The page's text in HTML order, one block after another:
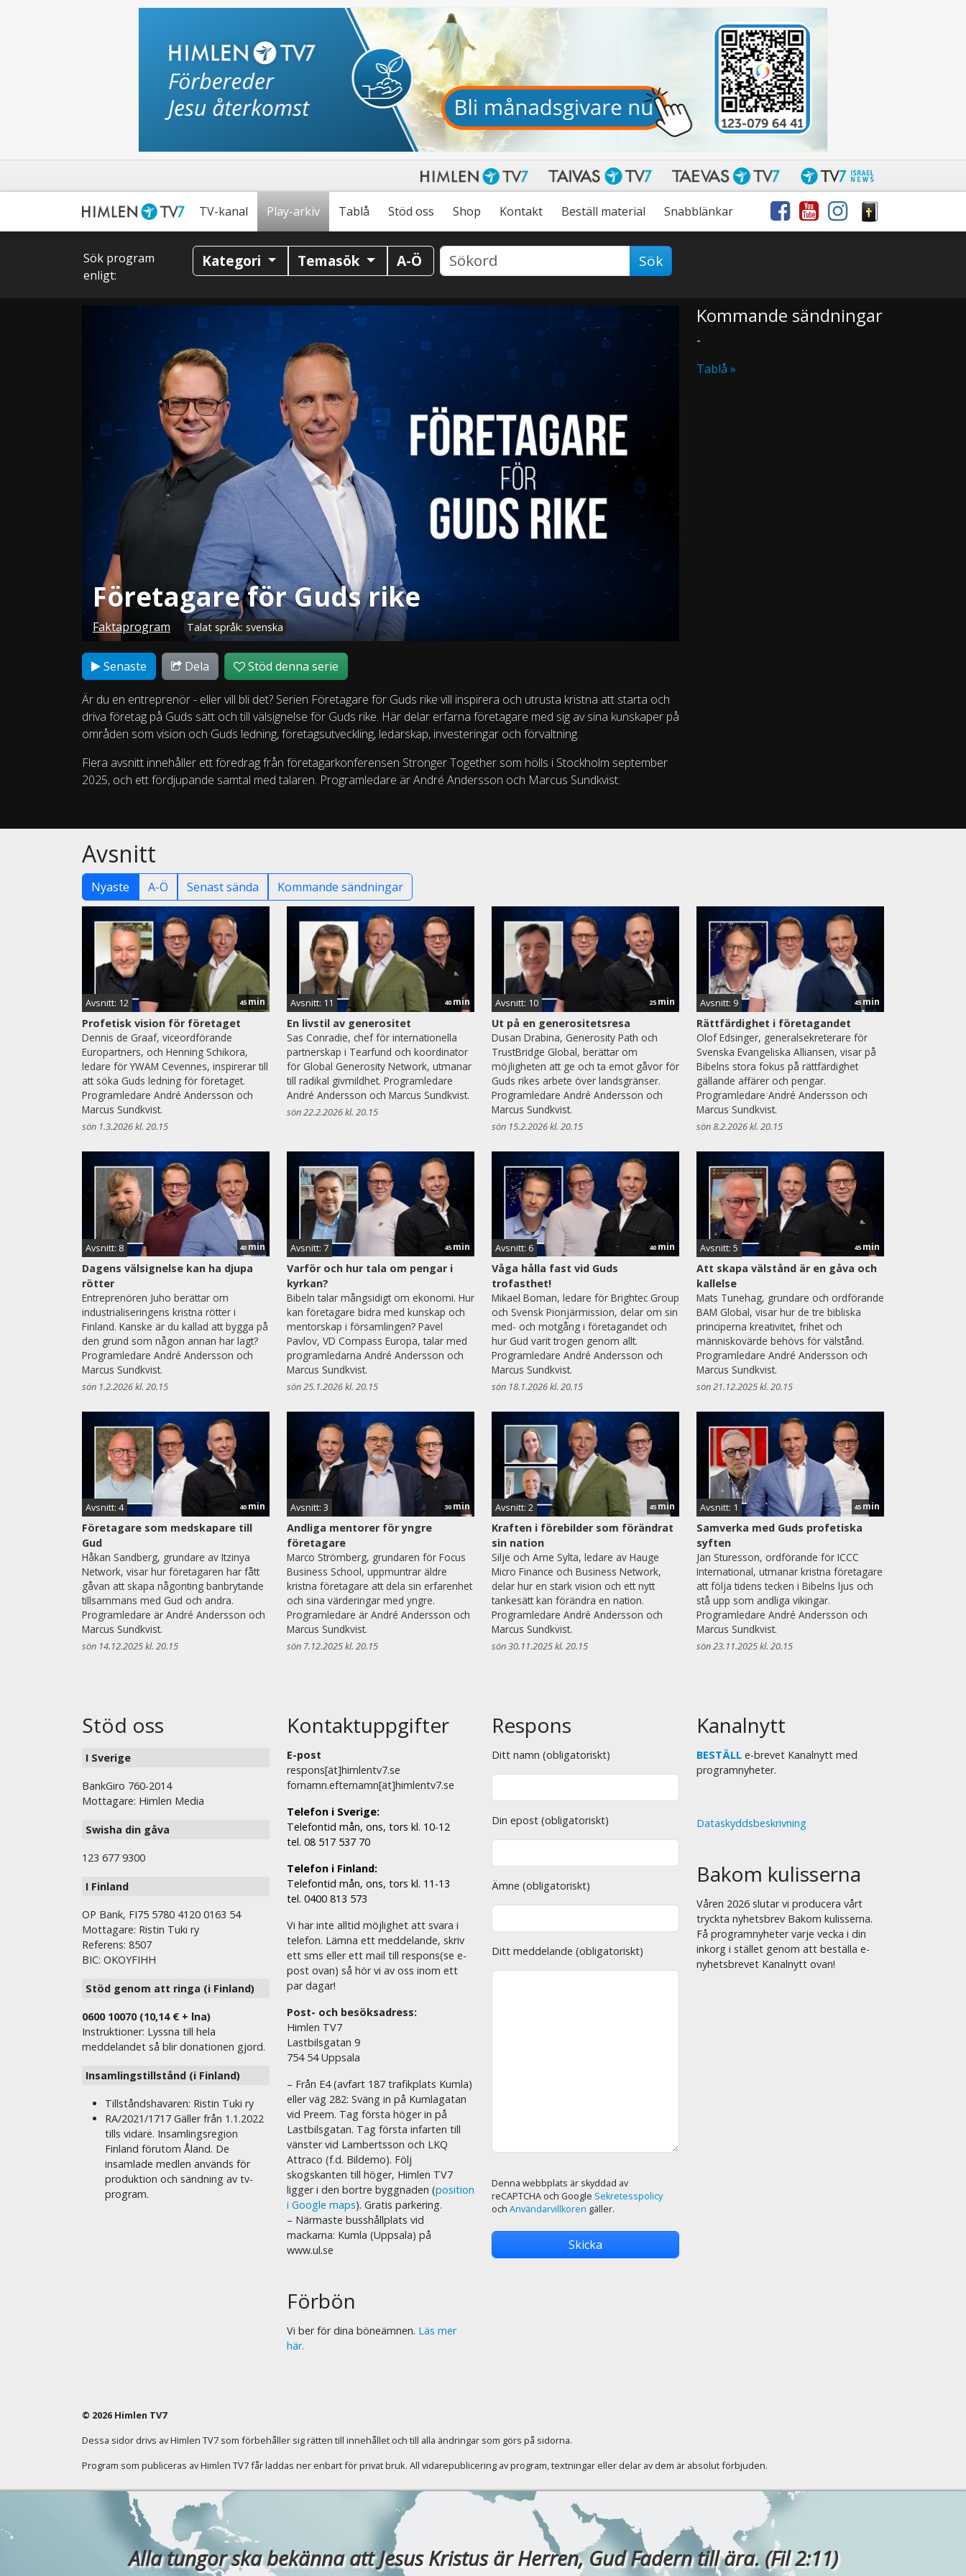
TV-kanal Play-arkiv Tablå Stöd oss Shop Kontakt Beställ material Snabblänkar
Sök program
enligt:
Kategori Temasök A-Ö Sök
Företagare för Guds rike
Faktaprogram Talat språk: svenska
Senaste Dela Stöd denna serie
Är du en entreprenör - eller vill bli det? Serien Företagare för Guds rike vill inspirera och utrusta kristna att starta och
driva företag på Guds sätt och till välsignelse för Guds rike. Här delar erfarna företagare med sig av sina kunskaper på
områden som vision och Guds ledning, företagsutveckling, ledarskap, investeringar och förvaltning.
Flera avsnitt innehåller ett föredrag från företagarkonferensen Stronger Together som hölls i Stockholm september
2025, och ett fördjupande samtal med talaren. Programledare är André Andersson och Marcus Sundkvist.
Kommande sändningar
-
Tablå »
Avsnitt
Nyaste A-Ö Senast sända Kommande sändningar
Avsnitt: 12 45 min
Profetisk vision för företaget
Dennis de Graaf, viceordförande
Europartners, och Henning Schikora,
ledare för YWAM Cevennes, inspirerar till
att söka Guds ledning för företaget.
Programledare André Andersson och
Marcus Sundkvist.
sön 1.3.2026 kl. 20.15
Avsnitt: 11 40 min
En livstil av generositet
Sas Conradie, chef för internationella
partnerskap i Tearfund och koordinator
för Global Generosity Network, utmanar
till radikal givmildhet. Programledare
André Andersson och Marcus Sundkvist.
sön 22.2.2026 kl. 20.15
Avsnitt: 10 25 min
Ut på en generositetsresa
Dusan Drabina, Generosity Path och
TrustBridge Global, berättar om
möjligheten att ge och ta emot gåvor för
Guds rikes arbete över landsgränser.
Programledare André Andersson och
Marcus Sundkvist.
sön 15.2.2026 kl. 20.15
Avsnitt: 9 45 min
Rättfärdighet i företagandet
Olof Edsinger, generalsekreterare för
Svenska Evangeliska Alliansen, visar på
Bibelns stora fokus på rättfärdighet
gällande affärer och pengar.
Programledare André Andersson och
Marcus Sundkvist.
sön 8.2.2026 kl. 20.15
Avsnitt: 8 40 min
Dagens välsignelse kan ha djupa
rötter
Entreprenören Juho berättar om
industrialiseringens kristna rötter i
Finland. Kanske är du kallad att bygga på
den grund som någon annan har lagt?
Programledare André Andersson och
Marcus Sundkvist.
sön 1.2.2026 kl. 20.15
Avsnitt: 7 45 min
Varför och hur tala om pengar i
kyrkan?
Bibeln talar mångsidigt om ekonomi. Hur
kan företagare bidra med kunskap och
mentorskap i församlingen? Pavel
Pavlov, VD Compass Europa, talar med
programledarna André Andersson och
Marcus Sundkvist.
sön 25.1.2026 kl. 20.15
Avsnitt: 6 40 min
Våga hålla fast vid Guds
trofasthet!
Mikael Boman, ledare för Brightec Group
och Svensk Pionjärmission, delar om sin
med- och motgång i företagandet och
hur Gud varit trogen genom allt.
Programledare André Andersson och
Marcus Sundkvist.
sön 18.1.2026 kl. 20.15
Avsnitt: 5 45 min
Att skapa välstånd är en gåva och
kallelse
Mats Tunehag, grundare och ordförande
BAM Global, visar hur de tre bibliska
principerna kreativitet, frihet och
människovärde behövs för välstånd.
Programledare André Andersson och
Marcus Sundkvist.
sön 21.12.2025 kl. 20.15
Avsnitt: 4 40 min
Företagare som medskapare till
Gud
Håkan Sandberg, grundare av Itzinya
Network, visar hur företagaren har fått
gåvan att skapa någonting banbrytande
tillsammans med Gud och andra.
Programledare är André Andersson och
Marcus Sundkvist.
sön 14.12.2025 kl. 20.15
Avsnitt: 3 30 min
Andliga mentorer för yngre
företagare
Marco Strömberg, grundaren för Focus
Business School, uppmuntrar äldre
kristna företagare att dela sin erfarenhet
och sina värderingar med yngre.
Programledare är André Andersson och
Marcus Sundkvist.
sön 7.12.2025 kl. 20.15
Avsnitt: 2 45 min
Kraften i förebilder som förändrat
sin nation
Silje och Arne Sylta, ledare av Hauge
Micro Finance och Business Network,
delar hur en stark vision och ett nytt
tankesätt kan förändra en nation.
Programledare André Andersson och
Marcus Sundkvist.
sön 30.11.2025 kl. 20.15
Avsnitt: 1 45 min
Samverka med Guds profetiska
syften
Jan Sturesson, ordförande för ICCC
International, utmanar kristna företagare
att följa tidens tecken i Bibelns ljus och
stå upp som andliga vikingar.
Programledare André Andersson och
Marcus Sundkvist.
sön 23.11.2025 kl. 20.15
Stöd oss
I Sverige
BankGiro 760-2014
Mottagare: Himlen Media
Swisha din gåva
123 677 9300
I Finland
OP Bank, FI75 5780 4120 0163 54
Mottagare: Ristin Tuki ry
Referens: 8507
BIC: OKOYFIHH
Stöd genom att ringa (i Finland)
0600 10070 (10,14 € + lna)
Instruktioner: Lyssna till hela
meddelandet så blir donationen gjord.
Insamlingstillstånd (i Finland)
Tillståndshavaren: Ristin Tuki ry
RA/2021/1717 Gäller från 1.1.2022
tills vidare. Insamlingsregion
Finland förutom Åland. De
insamlade medlen används för
produktion och sändning av tv-
program.
Kontaktuppgifter
E-post
respons[ät]himlentv7.se
fornamn.efternamn[ät]himlentv7.se
Telefon i Sverige:
Telefontid mån, ons, tors kl. 10-12
tel. 08 517 537 70
Telefon i Finland:
Telefontid mån, ons, tors kl. 11-13
tel. 0400 813 573
Vi har inte alltid möjlighet att svara i
telefon. Lämna ett meddelande, skriv
ett sms eller ett mail till respons(se e-
post ovan) så hör vi av oss inom ett
par dagar!
Post- och besöksadress:
Himlen TV7
Lastbilsgatan 9
754 54 Uppsala
– Från E4 (avfart 187 trafikplats Kumla)
eller väg 282: Sväng in på Kumlagatan
vid Preem. Tag första höger in på
Lastbilsgatan. Tag första infarten till
vänster vid Lambertsson och LKQ
Attraco (f.d. Bildemo). Följ
skogskanten till höger, Himlen TV7
ligger i den bortre byggnaden (position
i Google maps). Gratis parkering.
– Närmaste busshållplats vid
mackarna: Kumla (Uppsala) på
www.ul.se
Förbön
Vi ber för dina böneämnen. Läs mer
här.
Respons
Ditt namn (obligatoriskt)
Din epost (obligatoriskt)
Ämne (obligatoriskt)
Ditt meddelande (obligatoriskt)
Denna webbplats är skyddad av
reCAPTCHA och Google Sekretesspolicy
och Användarvillkoren gäller.
Kanalnytt
BESTÄLL e-brevet Kanalnytt med
programnyheter.
Dataskyddsbeskrivning
Bakom kulisserna
Våren 2026 slutar vi producera vårt
tryckta nyhetsbrev Bakom kulisserna.
Få programnyheter varje vecka i din
inkorg i stället genom att beställa e-
nyhetsbrevet Kanalnytt ovan!
© 2026 Himlen TV7
Dessa sidor drivs av Himlen TV7 som förbehåller sig rätten till innehållet och till alla ändringar som görs på sidorna.
Program som publiceras av Himlen TV7 får laddas ner enbart för privat bruk. All vidarepublicering av program, textningar eller delar av dem är absolut förbjuden.
Alla tungor ska bekänna att Jesus Kristus är Herren, Gud Fadern till ära. (Fil 2:11)